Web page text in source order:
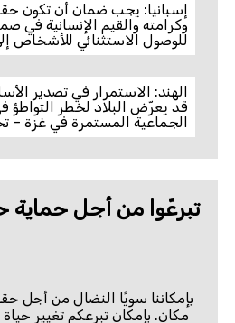
إسبانيا: يجب ضمان أن تكون
وكرامته والقيم الإنسانية في
للوصول الاستثنائي للأشخاص
الهند: الاستمرار في تصدير
قد يعرّض البلاد لخطر التواطؤ
الجماعية المستمرة في غزة –
تبرعّوا من أجل حماية
بإمكاننا سويًا النضال من أجل
مكان. بإمكان تبرعكم تغيير